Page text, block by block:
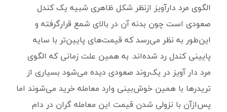
الگوی مرد دارآویز ازنظر شکل ظاهری شبیه یک کندل
صعودی است چون بدنه آن در بالای شمع قرارگرفته و
این‌طور به نظر می‌رسد که قیمت‌های پایین‌تر با سایه
پایینی کندل رد شده‌اند. به همین علت زمانی که الگوی
مرد دار آویز در یک‌روند صعودی دیده می‌شود بسیاری از
تریدرها با همین خوش‌بینی وارد معامله خرید می‌شوند اما
پس‌ازآن با نزولی شدن قیمت این معامله گران در دام